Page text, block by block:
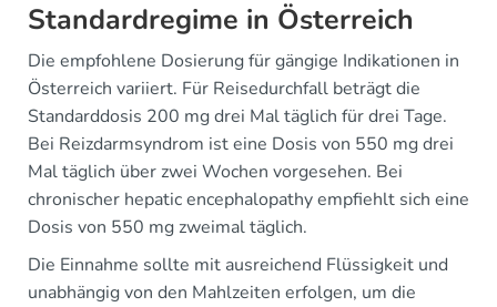
Standardregime in Österreich
Die empfohlene Dosierung für gängige Indikationen in
Österreich variiert. Für Reisedurchfall beträgt die
Standarddosis 200 mg drei Mal täglich für drei Tage.
Bei Reizdarmsyndrom ist eine Dosis von 550 mg drei
Mal täglich über zwei Wochen vorgesehen. Bei
chronischer hepatic encephalopathy empfiehlt sich eine
Dosis von 550 mg zweimal täglich.
Die Einnahme sollte mit ausreichend Flüssigkeit und
unabhängig von den Mahlzeiten erfolgen, um die